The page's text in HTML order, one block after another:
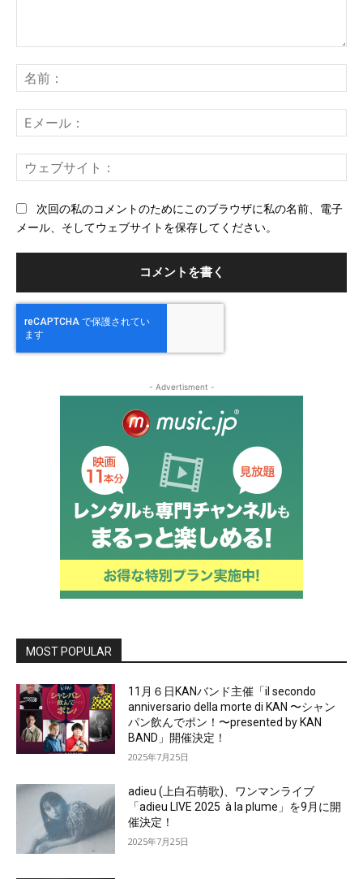
ン
ト：
前
メ
ー
ェ
次回の私のコメントのためにこのブラウザに私の名前、電子
メール、そしてウェブサイトを保存してください。
- Advertisment -
MOST POPULAR
11月６日KANバンド主催「il secondo
anniversario della morte di KAN 〜シャン
パン飲んでポン！〜presented by KAN
BAND」開催決定！
2025年7月25日
adieu (上白石萌歌)、ワンマンライブ
「adieu LIVE 2025 à la plume」を9月に開
催決定！
2025年7月25日